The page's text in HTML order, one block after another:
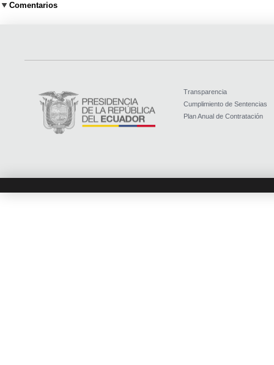
Comentarios
Transparencia
Cumplimiento de Sentencias
Plan Anual de Contratación